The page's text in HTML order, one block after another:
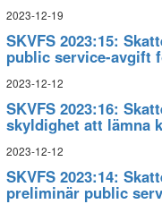
2023-12-19
SKVFS 2023:15:
public service-avgift
2023-12-12
SKVFS 2023:16:
skyldighet att lämna
2023-12-12
SKVFS 2023:14:
preliminär public